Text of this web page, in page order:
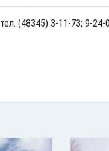
(48345) 3-11-73; 9-